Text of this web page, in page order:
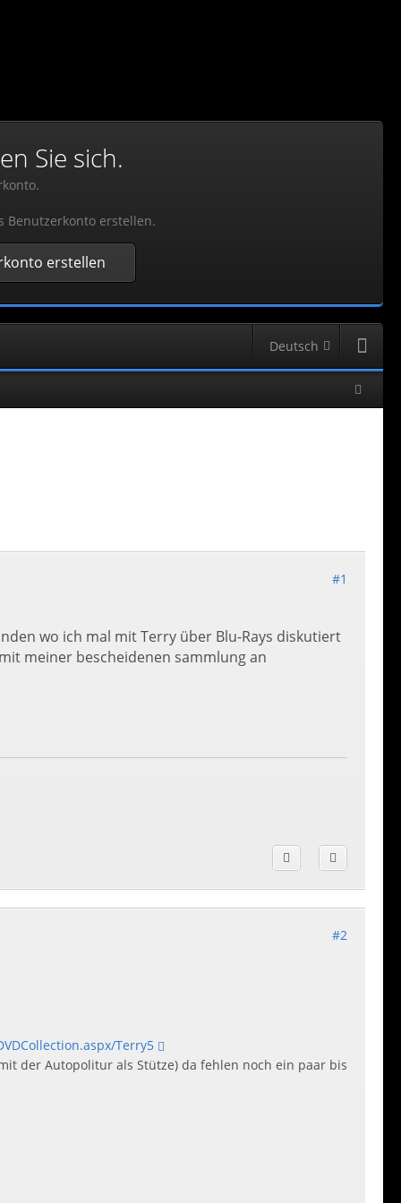
Sie sich.
Benutzerkonto erstellen.
erstellen
Deutsch
#1
wo ich mal mit Terry über Blu-Rays diskutiert
meiner bescheidenen sammlung an
#2
Terry5
der Autopolitur als Stütze) da fehlen noch ein paar bis